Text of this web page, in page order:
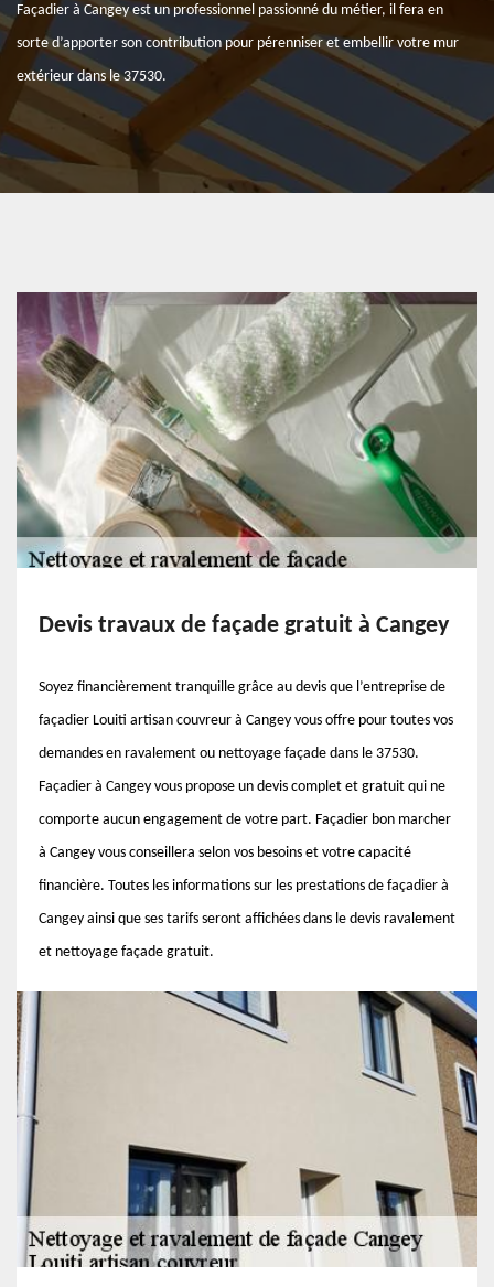
Façadier à Cangey est un professionnel passionné du métier, il fera en
sorte d’apporter son contribution pour pérenniser et embellir votre mur
extérieur dans le 37530.
Devis travaux de façade gratuit à Cangey
Soyez financièrement tranquille grâce au devis que l’entreprise de
façadier Louiti artisan couvreur à Cangey vous offre pour toutes vos
demandes en ravalement ou nettoyage façade dans le 37530.
Façadier à Cangey vous propose un devis complet et gratuit qui ne
comporte aucun engagement de votre part. Façadier bon marcher
à Cangey vous conseillera selon vos besoins et votre capacité
financière. Toutes les informations sur les prestations de façadier à
Cangey ainsi que ses tarifs seront affichées dans le devis ravalement
et nettoyage façade gratuit.